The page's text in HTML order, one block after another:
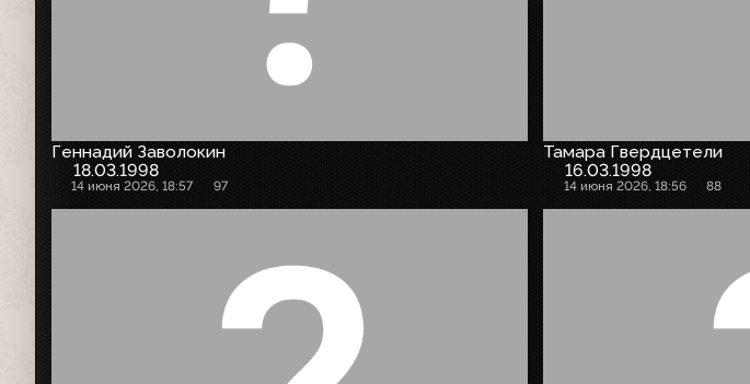
Геннадий Заволокин
18.03.1998
14 июня 2026, 18:57 97
Тамара Гвердцетели
16.03.1998
14 июня 2026, 18:56 88